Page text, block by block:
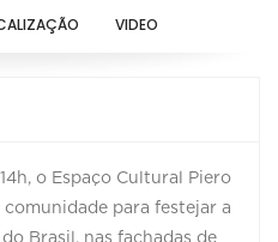
VIDEO
o Espaço Cultural Piero
para festejar a
Brasil, nas fachadas de